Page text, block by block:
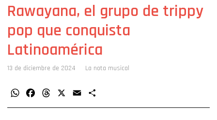
Rawayana, el grupo de trippy
pop que conquista
Latinoamérica
13 de diciembre de 2024 La nota musical
WhatsAppFacebookThreads Email